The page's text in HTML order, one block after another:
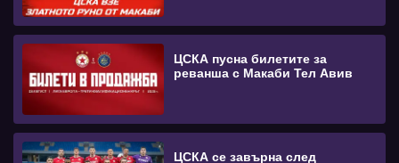
ЦСКА пусна билетите за
реванша с Макаби Тел Авив
ЦСКА се завърна след